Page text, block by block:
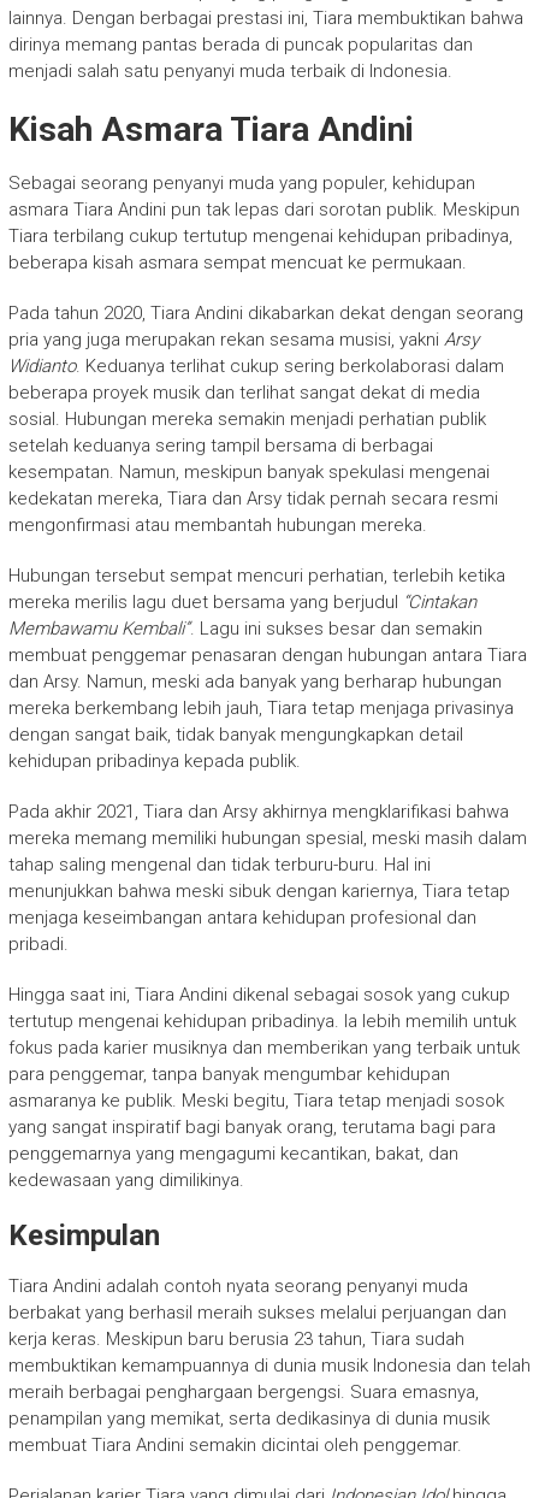
lainnya. Dengan berbagai prestasi ini, Tiara membuktikan bahwa
dirinya memang pantas berada di puncak popularitas dan
menjadi salah satu penyanyi muda terbaik di Indonesia.
Kisah Asmara Tiara Andini
Sebagai seorang penyanyi muda yang populer, kehidupan
asmara Tiara Andini pun tak lepas dari sorotan publik. Meskipun
Tiara terbilang cukup tertutup mengenai kehidupan pribadinya,
beberapa kisah asmara sempat mencuat ke permukaan.
Pada tahun 2020, Tiara Andini dikabarkan dekat dengan seorang
pria yang juga merupakan rekan sesama musisi, yakni Arsy
Widianto. Keduanya terlihat cukup sering berkolaborasi dalam
beberapa proyek musik dan terlihat sangat dekat di media
sosial. Hubungan mereka semakin menjadi perhatian publik
setelah keduanya sering tampil bersama di berbagai
kesempatan. Namun, meskipun banyak spekulasi mengenai
kedekatan mereka, Tiara dan Arsy tidak pernah secara resmi
mengonfirmasi atau membantah hubungan mereka.
Hubungan tersebut sempat mencuri perhatian, terlebih ketika
mereka merilis lagu duet bersama yang berjudul
“Cintakan
Membawamu Kembali”. Lagu ini sukses besar dan semakin
membuat penggemar penasaran dengan hubungan antara Tiara
dan Arsy. Namun, meski ada banyak yang berharap hubungan
mereka berkembang lebih jauh, Tiara tetap menjaga privasinya
dengan sangat baik, tidak banyak mengungkapkan detail
kehidupan pribadinya kepada publik.
Pada akhir 2021, Tiara dan Arsy akhirnya mengklarifikasi bahwa
mereka memang memiliki hubungan spesial, meski masih dalam
tahap saling mengenal dan tidak terburu-buru. Hal ini
menunjukkan bahwa meski sibuk dengan kariernya, Tiara tetap
menjaga keseimbangan antara kehidupan profesional dan
pribadi.
Hingga saat ini, Tiara Andini dikenal sebagai sosok yang cukup
tertutup mengenai kehidupan pribadinya. Ia lebih memilih untuk
fokus pada karier musiknya dan memberikan yang terbaik untuk
para penggemar, tanpa banyak mengumbar kehidupan
asmaranya ke publik. Meski begitu, Tiara tetap menjadi sosok
yang sangat inspiratif bagi banyak orang, terutama bagi para
penggemarnya yang mengagumi kecantikan, bakat, dan
kedewasaan yang dimilikinya.
Kesimpulan
Tiara Andini adalah contoh nyata seorang penyanyi muda
berbakat yang berhasil meraih sukses melalui perjuangan dan
kerja keras. Meskipun baru berusia 23 tahun, Tiara sudah
membuktikan kemampuannya di dunia musik Indonesia dan telah
meraih berbagai penghargaan bergengsi. Suara emasnya,
penampilan yang memikat, serta dedikasinya di dunia musik
membuat Tiara Andini semakin dicintai oleh penggemar.